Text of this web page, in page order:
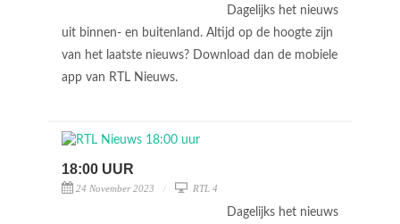
Dagelijks het nieuws
uit binnen- en buitenland. Altijd op de hoogte zijn
van het laatste nieuws? Download dan de mobiele
app van RTL Nieuws.
18:00 UUR
24 November 2023 RTL 4
Dagelijks het nieuws